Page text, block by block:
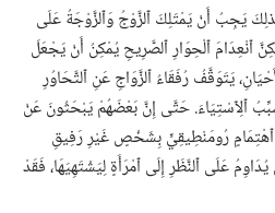
يَجِبُ أَنْ يَمْتَلِكَ ٱلزَّوْجُ وَٱلزَّوْجَةُ عَلَى
ٱنْعِدَامَ ٱلْحِوَارِ ٱلصَّرِيحِ يُمْكِنُ أَنْ يَجْعَلَ
يَتَوَقَّفُ رُفَقَاءُ ٱلزَّوَاجِ عَنِ ٱلتَّحَاوُرِ
ٱلِٱسْتِيَاءَ.‏ حَتَّى إِنَّ بَعْضَهُمْ يَبْحَثُونَ عَنْ
ٱهْتِمَامٍ رُومَنْطِيقِيٍّ بِشَخْصٍ غَيْرِ رَفِيقِ
عَلَى ٱلنَّظَرِ إِلَى ٱمْرَأَةٍ لِيَشْتَهِيَهَا،‏ فَقَدْ